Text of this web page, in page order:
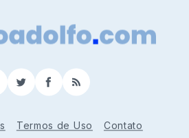
TwitterFacebook
RSS
Termos de Uso Contato